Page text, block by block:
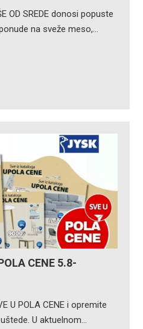
OD SREDE donosi popuste
na sveže meso,…
CENE 5.8-
U POLA CENE i opremite
U aktuelnom…